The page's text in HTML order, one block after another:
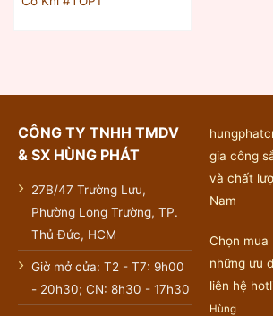
CÔNG TY TNHH TMDV
& SX HÙNG PHÁT
27B/47 Trường Lưu,
Phường Long Trường, TP.
Thủ Đức, HCM
Giờ mở cửa: T2 - T7: 9h00
- 20h30; CN: 8h30 - 17h30
gia công
và chất
Nam
Chọn mua
những ưu
liên hệ
Hùng